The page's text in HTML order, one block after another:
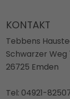
KONTAKT
Tebbens
Schwarzer Weg
26725 Emden
Tel: 04921-